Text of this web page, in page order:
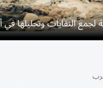
لجمع النفايات وتحليلها